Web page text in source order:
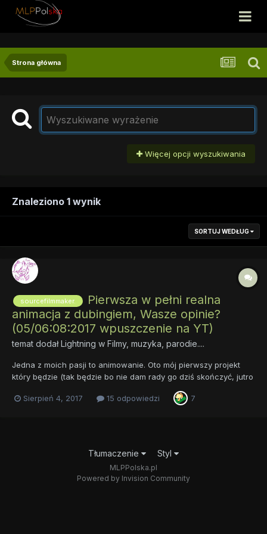
Strona główna
Więcej opcji wyszukiwania
Znaleziono 1 wynik
SORTUJ WEDŁUG
sourcefilmmaker.
Pierwsza w pełni realna
animacja z dubingiem, Wasze opinie?
(05/06:08:2017 wpuszczenie na YT)
temat dodałLightning w Filmy, muzyka, parodie....
Jedna z moich pasji to animowanie. Oto mój pierwszy projekt
który będzie (tak będzie bo nie dam rady go dziś skończyć, jutro
opublikowany. Filmik będzie mieć co prawda minutę, ale jest
Sierpień 4, 2017 15 odpowiedzi 7
Tłumaczenie Styl
MLPPolska.pl
Powered by Invision Community